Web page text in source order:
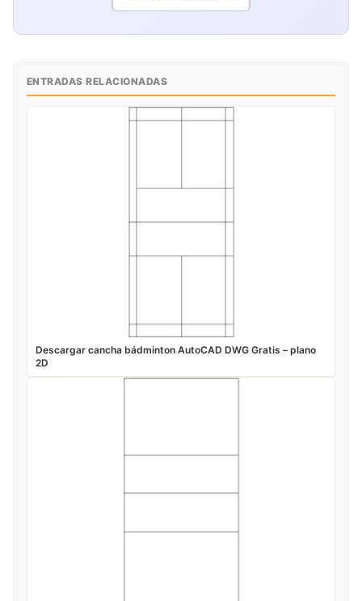
ENTRADAS RELACIONADAS
Descargar cancha bádminton AutoCAD DWG Gratis – plano
2D